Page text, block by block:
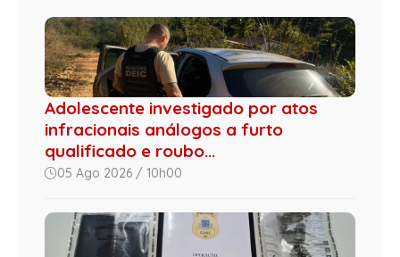
Adolescente investigado por atos
infracionais análogos a furto
qualificado e roubo...
05 Ago 2026 / 10h00